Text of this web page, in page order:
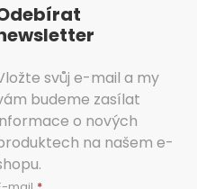
svůj e-mail a my
budeme zasílat
o nových
na našem e-